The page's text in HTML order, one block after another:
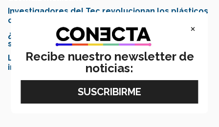
Investigadores del Tec revolucionan los plásticos
con cáscaras de frutas
¿Cómo este centro del Tec busca mejorar la
sustentabilidad del agua?
Laboratorios remotos, una opción para la
investigación a distancia
×
Recibe nuestro newsletter de
noticias: